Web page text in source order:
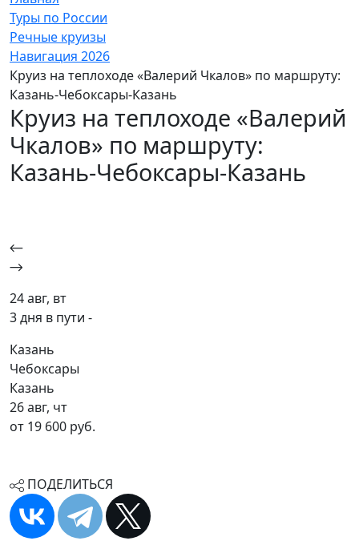
Туры по России
Речные круизы
Навигация 2026
Круиз на теплоходе «Валерий Чкалов» по маршруту:
Казань-Чебоксары-Казань
Круиз на теплоходе «Валерий
Чкалов» по маршруту:
Казань-Чебоксары-Казань
24 авг, вт
3 дня в пути -
Казань
Чебоксары
Казань
26 авг, чт
от 19 600 руб.
ПОДЕЛИТЬСЯ